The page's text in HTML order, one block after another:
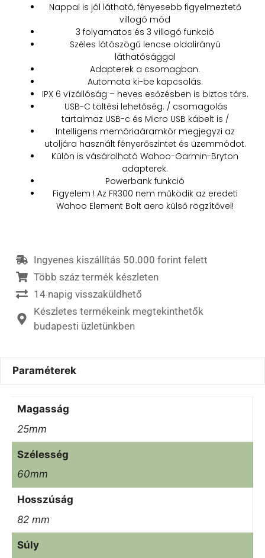
Nappal is jól látható, fényesebb figyelmeztető
villogó mód
3 folyamatos és 3 villogó funkció
Széles látószögű lencse oldalirányú
láthatósággal
Adapterek a csomagban.
Automata ki-be kapcsolás.
IPX 6 vízállóság – heves esőzésben is biztos társ.
USB-C töltési lehetőség. / csomagolás
tartalmaz USB-c és Micro USB kábelt is /
Intelligens memóriaáramkör megjegyzi az
utoljára használt fényerőszintet és üzemmódot.
Külön is vásárolható Wahoo-Garmin-Bryton
adapterek.
Powerbank funkció
Figyelem ! Az FR300 nem működik az eredeti
Wahoo Element Bolt aero külső rögzítővel!
Ingyenes kiszállítás 50.000 forint felett
Több száz termék készleten
14 napig visszaküldhető
Készletes termékeink megtekinthetők
budapesti üzletünkben
Paraméterek
Magasság
25mm
Szélesség
60mm
Hosszúság
82 mm
Súly